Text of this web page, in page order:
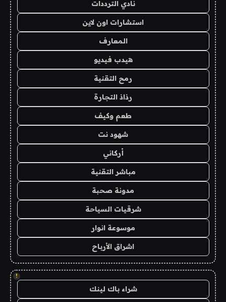
نادي الترددات
استشارات اون لاين
المعارف
هيدب فيديو
رمح التقنية
رذاذ التجارة
طعم وكيف
شهود نت
أركاني
مباشر التقنية
مدونة صحبة
شرقيات السياحة
موسوعة انوار
اشراق الأرباح
!
شراء باك لينك